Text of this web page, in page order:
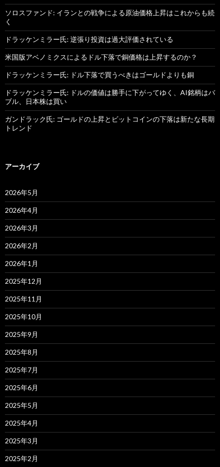
ソロスファンド: イランとの戦争による原油価格上昇はこれからも続
く
ドラッケンミラー氏: 逆張り投資は過大評価されている
米国版アベノミクスによるドル下落で銅価格は上昇するのか？
ドラッケンミラー氏: ドル下落で買うべきはゴールドよりも銅
ドラッケンミラー氏: ドルの価値は勝手に下がってゆく、AI銘柄はバ
ブル、日本株は買い
ガンドラック氏: ゴールドの上昇とビットコインの下落は新たな長期
トレンド
アーカイブ
2026年5月
2026年4月
2026年3月
2026年2月
2026年1月
2025年12月
2025年11月
2025年10月
2025年9月
2025年8月
2025年7月
2025年6月
2025年5月
2025年4月
2025年3月
2025年2月